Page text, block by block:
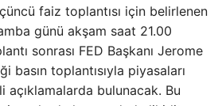
faiz toplantısı için belirlenen
günü akşam saat 21.00
sonrası FED Başkanı Jerome
basın toplantısıyla piyasaları
açıklamalarda bulunacak. Bu